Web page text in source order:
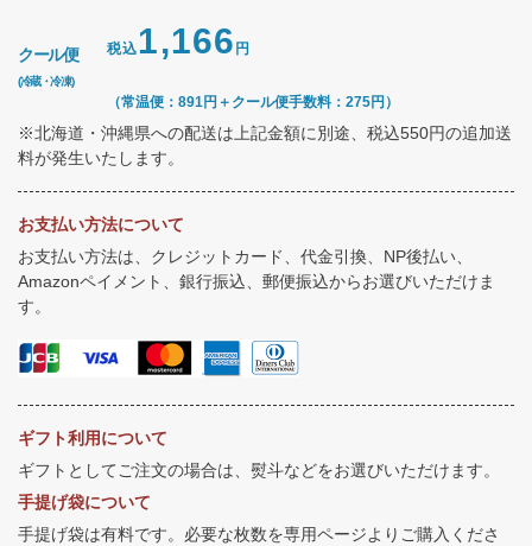
クール便
(冷蔵・冷凍)
税込1,166 円
（常温便：891円＋クール便手数料：275円）
※北海道・沖縄県への配送は上記金額に別途、税込550円の追加送
料が発生いたします。
お支払い方法について
お支払い方法は、クレジットカード、代金引換、NP後払い、
Amazonペイメント、銀行振込、郵便振込からお選びいただけま
す。
ギフト利用について
ギフトとしてご注文の場合は、熨斗などをお選びいただけます。
手提げ袋について
手提げ袋は有料です。必要な枚数を専用ページよりご購入くださ